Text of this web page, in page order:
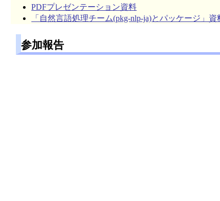
PDFプレゼンテーション資料
「自然言語処理チーム(pkg-nlp-ja)とパッケージ」資
参加報告